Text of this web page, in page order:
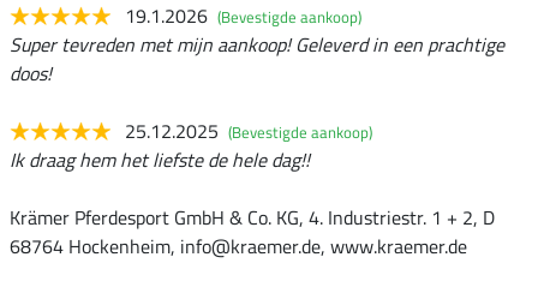
19.1.2026 (Bevestigde aankoop)
Super tevreden met mijn aankoop! Geleverd in een prachtige
doos!
25.12.2025 (Bevestigde aankoop)
Ik draag hem het liefste de hele dag!!
Krämer Pferdesport GmbH & Co. KG, 4. Industriestr. 1 + 2, D
68764 Hockenheim, info@kraemer.de, www.kraemer.de